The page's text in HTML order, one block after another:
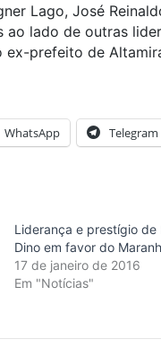
Lago, José
ao lado de outras
ex-prefeito de
WhatsApp Telegram
Liderança e prestígio de
Dino em favor do
17 de janeiro de 2016
Em "Notícias"